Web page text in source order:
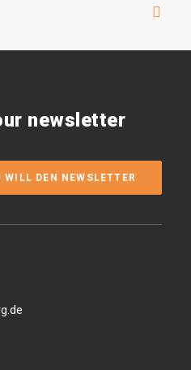
newsletter